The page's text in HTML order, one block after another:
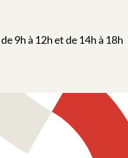
9h à 12h et de 14h à 18h